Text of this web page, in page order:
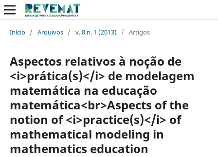
Início / Arquivos / v. 8 n. 1 (2013) / Artigos
Aspectos relativos à noção de
<i>prática(s)</i> de modelagem
matemática na educação
matemática<br>Aspects of the
notion of <i>practice(s)</i> of
mathematical modeling in
mathematics education